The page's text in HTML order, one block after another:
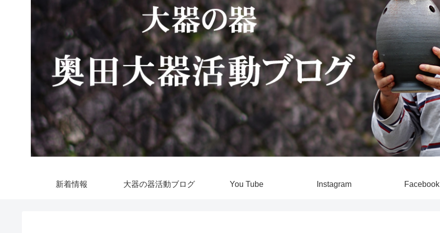
新着情報 大器の器活動ブログ You Tube Instagram Facebook